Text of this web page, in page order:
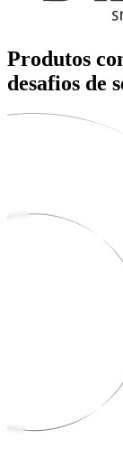
Produtos
desafios de